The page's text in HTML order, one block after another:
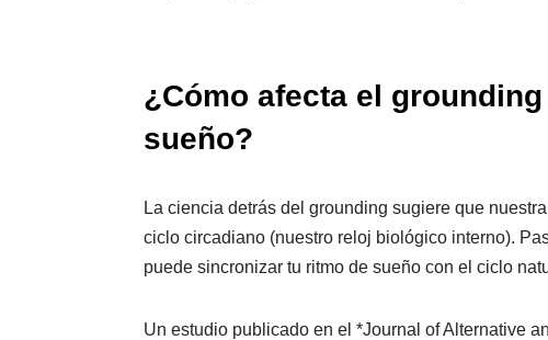
¿Cómo afecta el
sueño?
La ciencia detrás del grounding sugiere que
ciclo circadiano (nuestro reloj biológico interno).
puede sincronizar tu ritmo de sueño con el ciclo
Un estudio publicado en el *Journal of Alternative